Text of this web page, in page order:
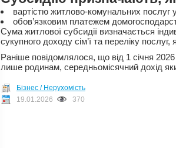
вартістю житлово-комунальних послуг
обов’язковим платежем
Сума житлової субсидії визначається
сукупного доходу сім’ї та переліку
Раніше повідомлялося, що від 1 січня
лише родинам, середньомісячний дохід
Бізнес / Нерухомість
19.01.2026
370